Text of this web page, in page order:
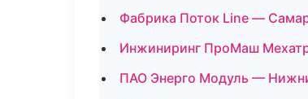
Фабрика Поток Line —
Инжиниринг ПроМаш
ПАО Энерго Модуль —